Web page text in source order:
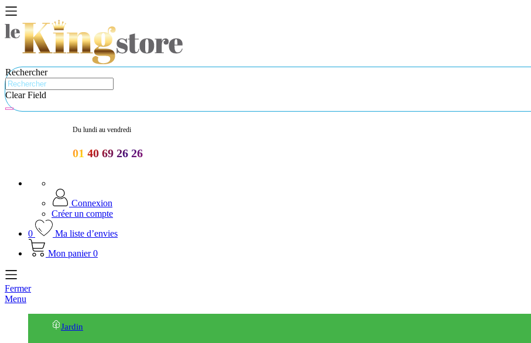
Rechercher
Clear Field
Du lundi au vendredi
01 40 69 26 26
Connexion
Créer un compte
0
Ma liste d’envies
Mon panier 0
Fermer
Menu
Jardin